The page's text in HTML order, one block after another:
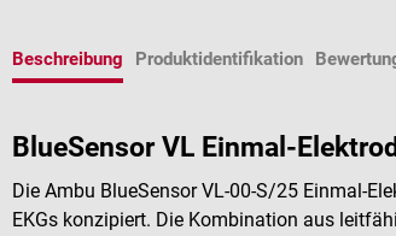
Beschreibung Produktidentifikation
BlueSensor VL Einmal-
Die Ambu BlueSensor VL-00-S/25 Einmal-
EKGs konzipiert. Die Kombination aus